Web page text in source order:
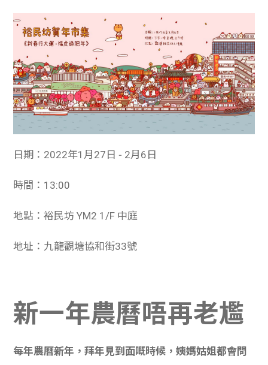
日期：2022年1月27日 ‑ 2月6日
時間：13:00
地點：裕民坊 YM2 1/F 中庭
地址：九龍觀塘協和街33號
新一年農曆唔再老尷
每年農曆新年，拜年見到面嘅時候，姨媽姑姐都會問